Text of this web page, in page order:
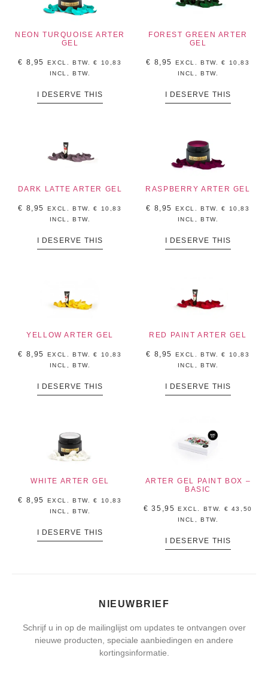
NEON TURQUOISE ARTER
GEL
€ 8,95 EXCL. BTW.€
10,83
INCL, BTW.
I DESERVE THIS
FOREST GREEN ARTER
GEL
€ 8,95 EXCL. BTW.€
10,83
INCL, BTW.
I DESERVE THIS
DARK LATTE ARTER GEL
€ 8,95 EXCL. BTW.€
10,83
INCL, BTW.
I DESERVE THIS
RASPBERRY ARTER GEL
€ 8,95 EXCL. BTW.€
10,83
INCL, BTW.
I DESERVE THIS
YELLOW ARTER GEL
€ 8,95 EXCL. BTW.€
10,83
INCL, BTW.
I DESERVE THIS
RED PAINT ARTER GEL
€ 8,95 EXCL. BTW.€
10,83
INCL, BTW.
I DESERVE THIS
WHITE ARTER GEL
€ 8,95 EXCL. BTW.€
10,83
INCL, BTW.
I DESERVE THIS
ARTER GEL PAINT BOX –
BASIC
€ 35,95 EXCL. BTW. € 43,50
INCL, BTW.
I DESERVE THIS
NIEUWBRIEF
Schrijf u in op de mailinglijst om updates te ontvangen over
nieuwe producten, speciale aanbiedingen en andere
kortingsinformatie.